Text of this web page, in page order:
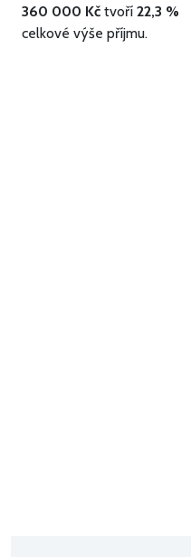
360 000 Kč tvoří 22,3 %
celkové výše příjmu.